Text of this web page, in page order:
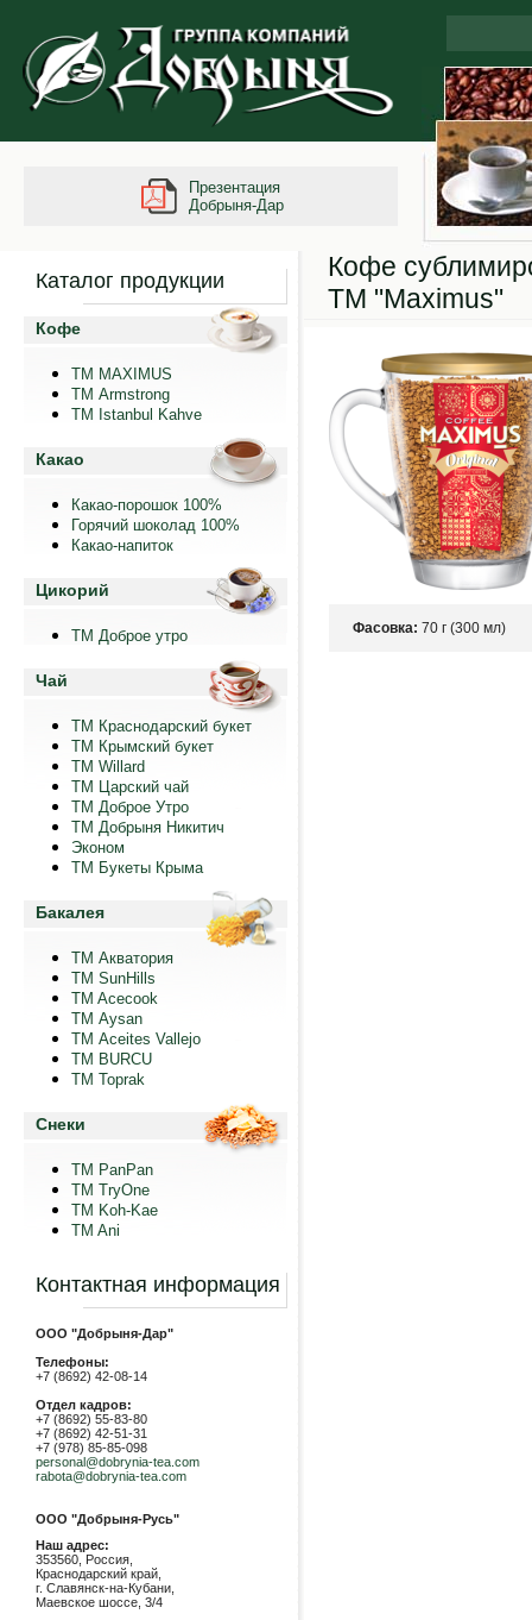
Презентация
Добрыня-Дар
Каталог продукции
Кофе
ТМ MAXIMUS
ТМ Armstrong
TM Istanbul Kahve
Какао
Какао-порошок 100%
Горячий шоколад 100%
Какао-напиток
Цикорий
ТМ Доброе утро
Чай
ТМ Краснодарский букет
ТМ Крымский букет
ТМ Willard
ТМ Царский чай
ТМ Доброе Утро
ТМ Добрыня Никитич
Эконом
ТМ Букеты Крыма
Бакалея
ТМ Акватория
ТМ SunHills
TM Acecook
ТМ Aysan
ТМ Aceites Vallejo
TM BURCU
TM Toprak
Снеки
TM PanPan
ТМ TryOne
ТМ Koh-Kae
TM Ani
Контактная информация
ООО "Добрыня-Дар"
Телефоны:
+7 (8692) 42-08-14
Отдел кадров:
+7 (8692) 55-83-80
+7 (8692) 42-51-31
+7 (978) 85-85-098
personal@dobrynia-tea.com
rabota@dobrynia-tea.com
ООО "Добрыня-Русь"
Наш адрес:
353560, Россия,
Краснодарский край,
г. Славянск-на-Кубани,
Маевское шоссе, 3/4
Кофе
ТМ "Maximus"
Фасовка: 70 г (300 мл)